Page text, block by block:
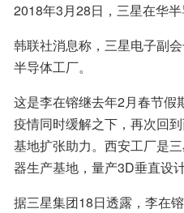
2018年3月28日，三星在华
韩联社消息称，三星电子副
半导体工厂。
这是李在镕继去年2月春节假
疫情同时缓解之下，再次回
基地扩张助力。西安工厂是
器生产基地，量产3D垂直设
据三星集团18日透露，李在